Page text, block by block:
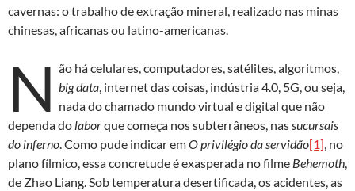
cavernas: o trabalho de extração mineral, realizado nas minas
chinesas, africanas ou latino-americanas.
N ão há celulares, computadores, satélites, algoritmos,
big data, internet das coisas, indústria 4.0, 5G, ou seja,
nada do chamado mundo virtual e digital que não
dependa do laborque começa nos subterrâneos, nassucursais
do inferno. Como pude indicar emO privilégio da servidão[1], no
plano fílmico, essa concretude é exasperada no filme Behemoth,
de Zhao Liang. Sob temperatura desertificada, os acidentes, as